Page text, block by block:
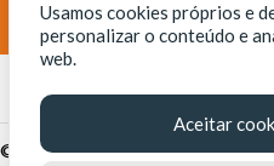
© Fortaleza Digital || CITINOVA
Usamos cookies próprios e
personalizar o conteúdo e
web.
Aceitar